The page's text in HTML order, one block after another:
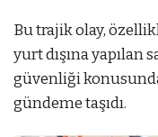
Bu trajik olay,
yurt dışına yapılan
güvenliği
gündeme taşıdı.